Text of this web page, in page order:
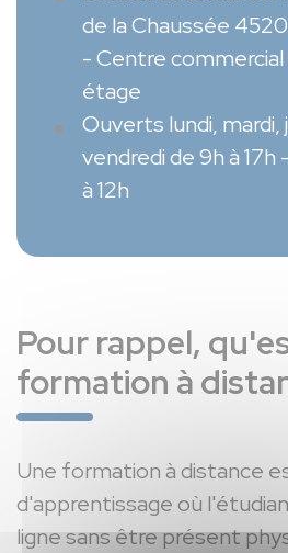
de la Chaussée
- Centre commercial
étage
Ouverts lundi, mardi,
vendredi de 9h à 17h
à 12h
Pour rappel,
formation à
Une formation à distance
d'apprentissage où
ligne sans être présent